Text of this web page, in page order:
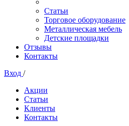
Статьи
Торговое оборудование
Металлическая мебель
Детские площадки
Отзывы
Контакты
Вход /
Акции
Статьи
Клиенты
Контакты